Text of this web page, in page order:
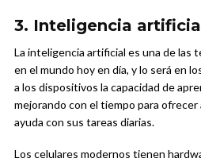
3. Inteligencia
La inteligencia artificial es una de las
en el mundo hoy en día, y lo será en
a los dispositivos la capacidad de
mejorando con el tiempo para ofrecer
ayuda con sus tareas diarias.
Los celulares modernos tienen